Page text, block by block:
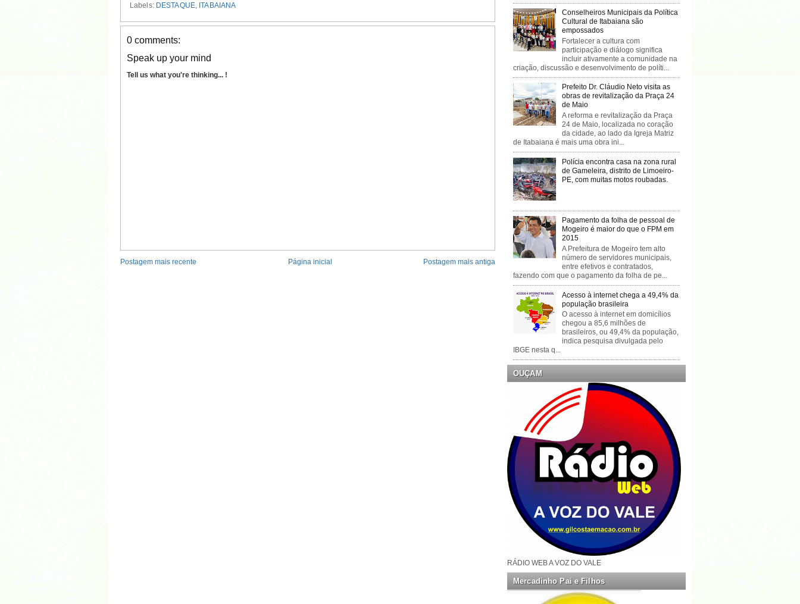
Labels: DESTAQUE, ITABAIANA
0 comments:
Speak up your mind
Tell us what you're thinking... !
Postagem mais recente Postagem mais antiga
Página inicial
Conselheiros Municipais da Política
Cultural de Itabaiana são
empossados
Fortalecer a cultura com
participação e diálogo significa
incluir ativamente a comunidade na
criação, discussão e desenvolvimento de políti...
Prefeito Dr. Cláudio Neto visita as
obras de revitalização da Praça 24
de Maio
A reforma e revitalização da Praça
24 de Maio, localizada no coração
da cidade, ao lado da Igreja Matriz
de Itabaiana é mais uma obra ini...
Polícia encontra casa na zona rural
de Gameleira, distrito de Limoeiro-
PE, com muitas motos roubadas.
Pagamento da folha de pessoal de
Mogeiro é maior do que o FPM em
2015
A Prefeitura de Mogeiro tem alto
número de servidores municipais,
entre efetivos e contratados,
fazendo com que o pagamento da folha de pe...
Acesso à internet chega a 49,4% da
população brasileira
O acesso à internet em domicílios
chegou a 85,6 milhões de
brasileiros, ou 49,4% da população,
indica pesquisa divulgada pelo
IBGE nesta q...
OUÇAM
RÁDIO WEB A VOZ DO VALE
Mercadinho Pai e Filhos